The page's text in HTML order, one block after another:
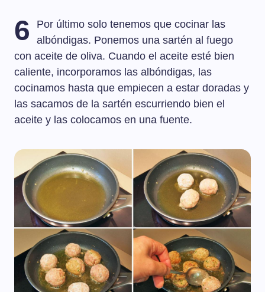
6
Por último solo tenemos que cocinar las
albóndigas. Ponemos una sartén al fuego
con aceite de oliva. Cuando el aceite esté bien
caliente, incorporamos las albóndigas, las
cocinamos hasta que empiecen a estar doradas y
las sacamos de la sartén escurriendo bien el
aceite y las colocamos en una fuente.